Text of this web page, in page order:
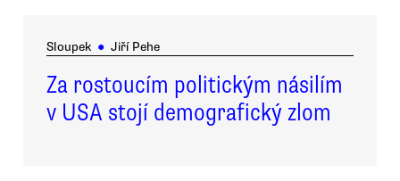
Sloupek ● Jiří Pehe
Za rostoucím politickým násilím
v USA stojí demografický zlom